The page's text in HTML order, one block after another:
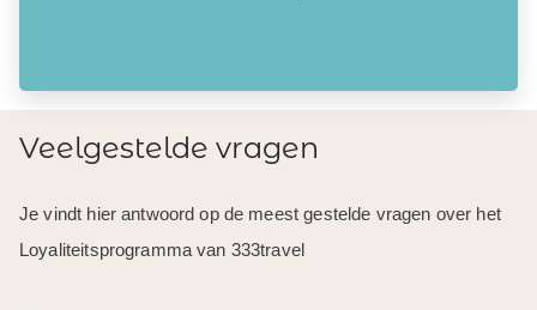
Veelgestelde vragen
Je vindt hier antwoord op de meest gestelde vragen over het
Loyaliteitsprogramma van 333travel